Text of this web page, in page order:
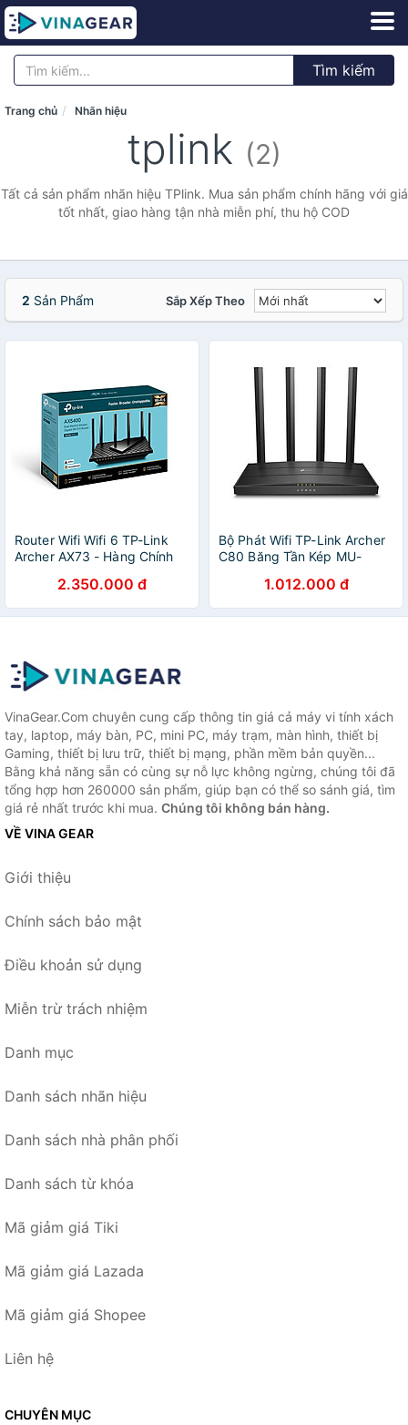
Tìm kiếm
Trang chủ Nhãn hiệu
tplink (2)
Tất cả sản phẩm nhãn hiệu TPlink. Mua sản phẩm chính hãng với giá
tốt nhất, giao hàng tận nhà miễn phí, thu hộ COD
2 Sản Phẩm Sắp Xếp Theo
Router Wifi Wifi 6 TP-Link
Archer AX73 - Hàng Chính
2.350.000 đ
Bộ Phát Wifi TP-Link Archer
C80 Băng Tần Kép MU-
1.012.000 đ
VinaGear.Com chuyên cung cấp thông tin giá cả máy vi tính xách
tay, laptop, máy bàn, PC, mini PC, máy trạm, màn hình, thiết bị
Gaming, thiết bị lưu trữ, thiết bị mạng, phần mềm bản quyền...
Bằng khả năng sẵn có cùng sự nỗ lực không ngừng, chúng tôi đã
tổng hợp hơn 260000 sản phẩm, giúp bạn có thể so sánh giá, tìm
giá rẻ nhất trước khi mua. Chúng tôi không bán hàng.
VỀ VINA GEAR
Giới thiệu
Chính sách bảo mật
Điều khoản sử dụng
Miễn trừ trách nhiệm
Danh mục
Danh sách nhãn hiệu
Danh sách nhà phân phối
Danh sách từ khóa
Mã giảm giá Tiki
Mã giảm giá Lazada
Mã giảm giá Shopee
Liên hệ
CHUYÊN MỤC